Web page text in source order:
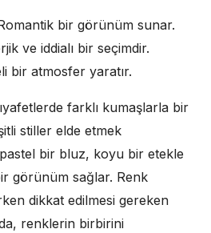
bir görünüm sunar.
ve iddialı bir seçimdir.
bir atmosfer yaratır.
farklı kumaşlarla bir
stiller elde etmek
bir bluz, koyu bir etekle
görünüm sağlar. Renk
dikkat edilmesi gereken
renklerin birbirini